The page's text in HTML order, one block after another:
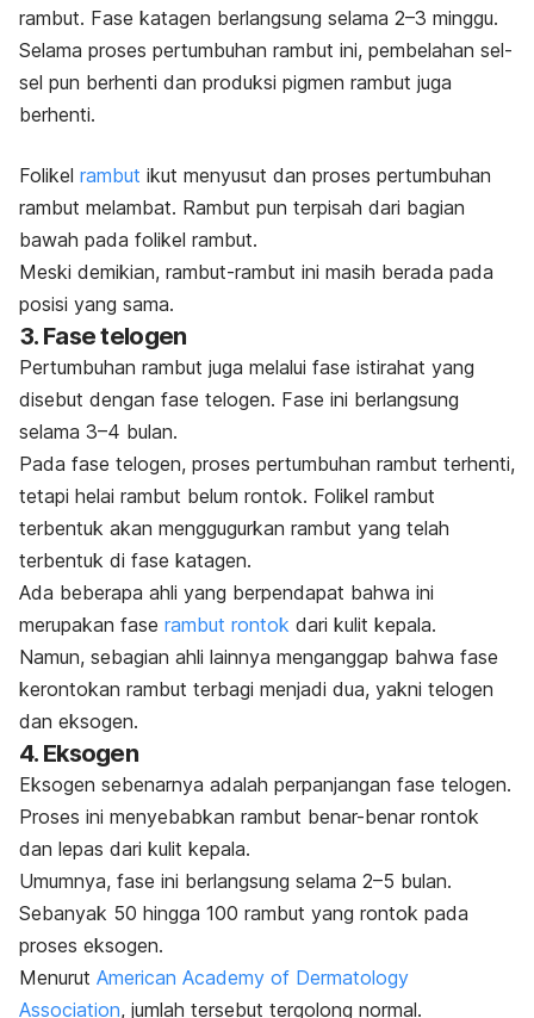
rambut. Fase katagen berlangsung selama 2–3 minggu.
Selama proses pertumbuhan rambut ini, pembelahan sel-
sel pun berhenti dan produksi pigmen rambut juga
berhenti.
Folikel rambut ikut menyusut dan proses pertumbuhan
rambut melambat. Rambut pun terpisah dari bagian
bawah pada folikel rambut.
Meski demikian, rambut-rambut ini masih berada pada
posisi yang sama.
3. Fase telogen
Pertumbuhan rambut juga melalui fase istirahat yang
disebut dengan fase telogen. Fase ini berlangsung
selama 3–4 bulan.
Pada fase telogen, proses pertumbuhan rambut terhenti,
tetapi helai rambut belum rontok. Folikel rambut
terbentuk akan menggugurkan rambut yang telah
terbentuk di fase katagen.
Ada beberapa ahli yang berpendapat bahwa ini
merupakan fase rambut rontok dari kulit kepala.
Namun, sebagian ahli lainnya menganggap bahwa fase
kerontokan rambut terbagi menjadi dua, yakni telogen
dan eksogen.
4. Eksogen
Eksogen sebenarnya adalah perpanjangan fase telogen.
Proses ini menyebabkan rambut benar-benar rontok
dan lepas dari kulit kepala.
Umumnya, fase ini berlangsung selama 2–5 bulan.
Sebanyak 50 hingga 100 rambut yang rontok pada
proses eksogen.
Menurut American Academy of Dermatology
Association, jumlah tersebut tergolong normal.